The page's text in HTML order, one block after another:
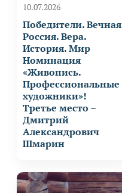
10.07.2026
Победители. Вечная
Россия. Вера.
История. Мир
Номинация
«Живопись.
Профессиональные
художники»!
Третье место –
Дмитрий
Александрович
Шмарин